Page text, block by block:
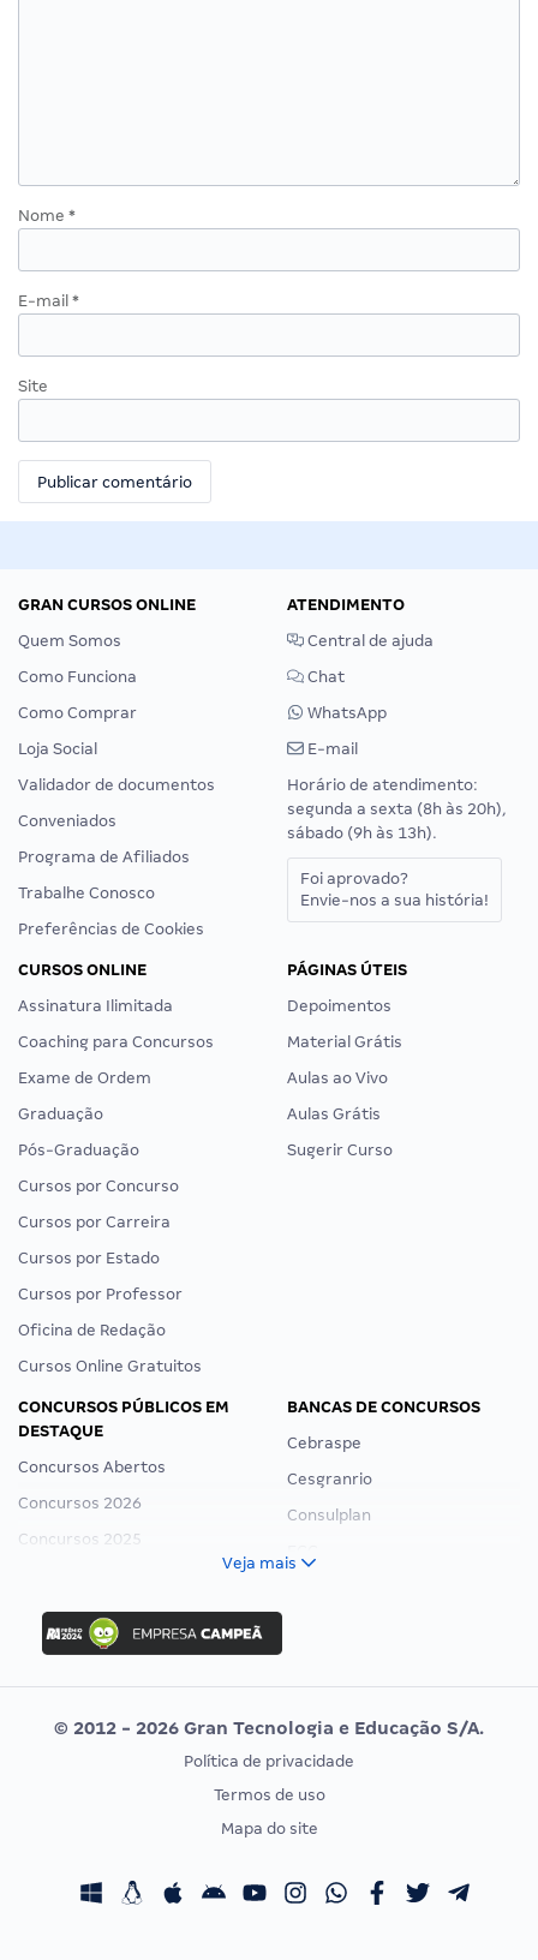
Nome *
E-mail *
Site
GRAN CURSOS ONLINE
Quem Somos
Como Funciona
Como Comprar
Loja Social
Validador de documentos
Conveniados
Programa de Afiliados
Trabalhe Conosco
Preferências de Cookies
ATENDIMENTO
Central de ajuda
Chat
WhatsApp
E-mail
Horário de atendimento:
segunda a sexta (8h às 20h),
sábado (9h às 13h).
Foi aprovado?
Envie-nos a sua história!
CURSOS ONLINE
Assinatura Ilimitada
Coaching para Concursos
Exame de Ordem
Graduação
Pós-Graduação
Cursos por Concurso
Cursos por Carreira
Cursos por Estado
Cursos por Professor
Oficina de Redação
Cursos Online Gratuitos
PÁGINAS ÚTEIS
Depoimentos
Material Grátis
Aulas ao Vivo
Aulas Grátis
Sugerir Curso
CONCURSOS PÚBLICOS EM
DESTAQUE
Concursos Abertos
Concursos 2026
Concursos 2025
Concurso Ibama
Concurso MPU
Editais publicados
BANCAS DE CONCURSOS
Cebraspe
Cesgranrio
Consulplan
Vunesp
CONCURSOS POR PROFISSÃO
Concursos Fiscais
EXAME DE ORDEM
Calendário OAB
Veja mais
© 2012 - 2026 Gran Tecnologia e Educação S/A.
Política de privacidade
Termos de uso
Mapa do site